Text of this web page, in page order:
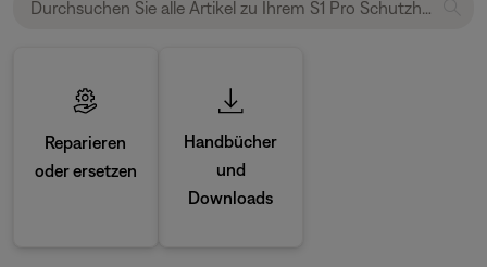
Reparieren
oder ersetzen
Handbücher
und
Downloads